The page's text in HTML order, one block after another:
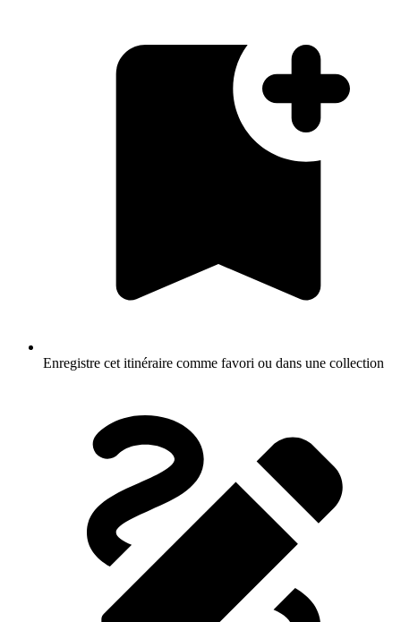
Enregistre cet itinéraire comme favori ou dans une collection